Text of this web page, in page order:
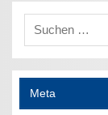
Meta